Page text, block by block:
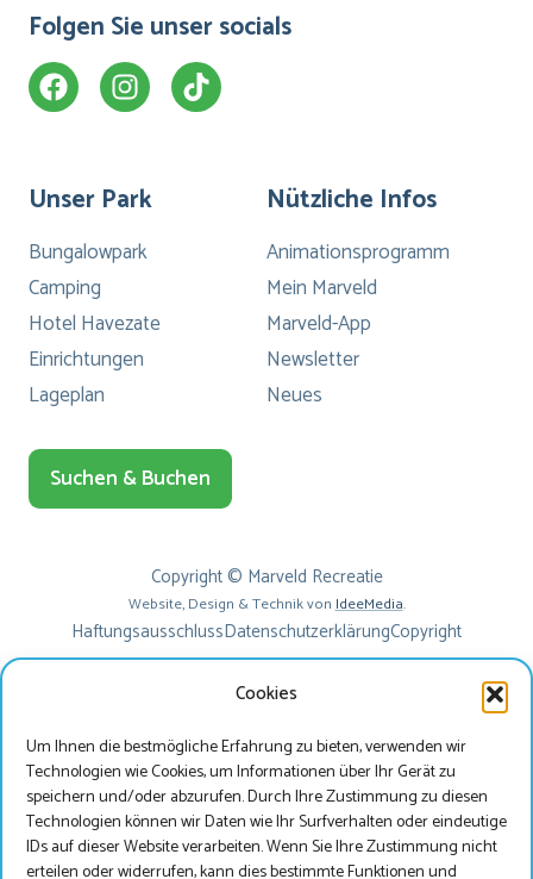
Cookies
Um Ihnen die bestmögliche Erfahrung zu bieten, verwenden wir
Technologien wie Cookies, um Informationen über Ihr Gerät zu
speichern und/oder abzurufen. Durch Ihre Zustimmung zu diesen
Technologien können wir Daten wie Ihr Surfverhalten oder eindeutige
IDs auf dieser Website verarbeiten. Wenn Sie Ihre Zustimmung nicht
erteilen oder widerrufen, kann dies bestimmte Funktionen und
Folgen Sie unser socials
Unser Park
Bungalowpark
Camping
Hotel Havezate
Einrichtungen
Lageplan
Nützliche Infos
Animationsprogramm
Mein Marveld
Marveld-App
Newsletter
Neues
Suchen & Buchen
Copyright © Marveld Recreatie
Website, Design & Technik vonIdeeMedia.
HaftungsausschlussDatenschutzerklärungCopyright